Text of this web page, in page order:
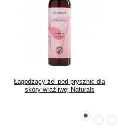
Łagodzący żel pod prysznic dla
skóry wrażliwej Naturals